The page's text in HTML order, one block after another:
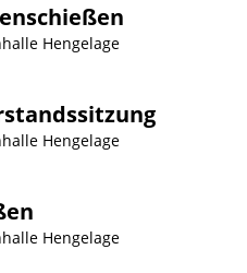
Hengelage
Hengelage
Hengelage